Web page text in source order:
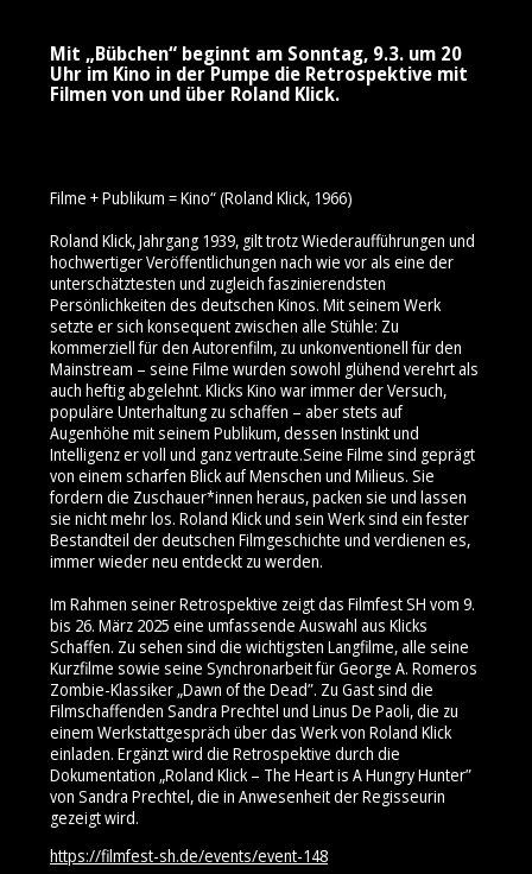
Mit „Bübchen“ beginnt am Sonntag, 9.3. um 20
Uhr im Kino in der Pumpe die Retrospektive mit
Filmen von und über Roland Klick.
Filme + Publikum = Kino“ (Roland Klick, 1966)
Roland Klick, Jahrgang 1939, gilt trotz Wiederaufführungen und
hochwertiger Veröffentlichungen nach wie vor als eine der
unterschätztesten und zugleich faszinierendsten
Persönlichkeiten des deutschen Kinos. Mit seinem Werk
setzte er sich konsequent zwischen alle Stühle: Zu
kommerziell für den Autorenfilm, zu unkonventionell für den
Mainstream – seine Filme wurden sowohl glühend verehrt als
auch heftig abgelehnt. Klicks Kino war immer der Versuch,
populäre Unterhaltung zu schaffen – aber stets auf
Augenhöhe mit seinem Publikum, dessen Instinkt und
Intelligenz er voll und ganz vertraute.Seine Filme sind geprägt
von einem scharfen Blick auf Menschen und Milieus. Sie
fordern die Zuschauer*innen heraus, packen sie und lassen
sie nicht mehr los. Roland Klick und sein Werk sind ein fester
Bestandteil der deutschen Filmgeschichte und verdienen es,
immer wieder neu entdeckt zu werden.
Im Rahmen seiner Retrospektive zeigt das Filmfest SH vom 9.
bis 26. März 2025 eine umfassende Auswahl aus Klicks
Schaffen. Zu sehen sind die wichtigsten Langfilme, alle seine
Kurzfilme sowie seine Synchronarbeit für George A. Romeros
Zombie-Klassiker„Dawn of the Dead”. Zu Gast sind die
Filmschaffenden Sandra Prechtel und Linus De Paoli, die zu
einem Werkstattgespräch über das Werk von Roland Klick
einladen. Ergänzt wird die Retrospektive durch die
Dokumentation „Roland Klick – The Heart is A Hungry Hunter”
von Sandra Prechtel, die in Anwesenheit der Regisseurin
gezeigt wird.
https://filmfest-sh.de/events/event-148